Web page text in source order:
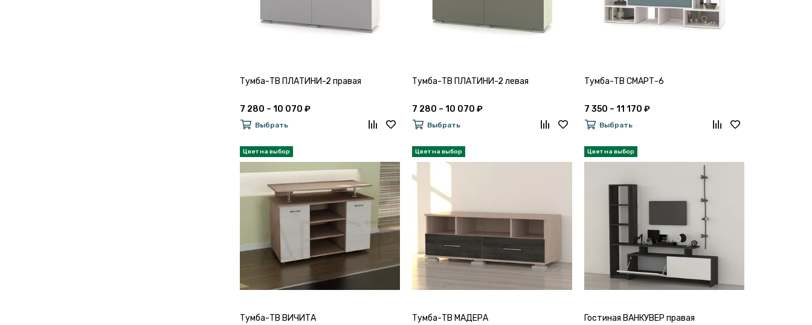
Тумба-ТВ ПЛАТИНИ-2 правая
7 280 – 10 070 ₽
Выбрать
Тумба-ТВ ПЛАТИНИ-2 левая
7 280 – 10 070 ₽
Выбрать
Тумба-ТВ СМАРТ-6
7 350 – 11 170 ₽
Выбрать
Тумба-ТВ ВИЧИТА Тумба-ТВ МАДЕРА Гостиная ВАНКУВЕР правая